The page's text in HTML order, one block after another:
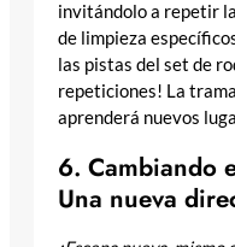
invitándolo a repetir
de limpieza
las pistas del set de
repeticiones! La
aprenderá nuevos
6. Cambiando
Una nueva